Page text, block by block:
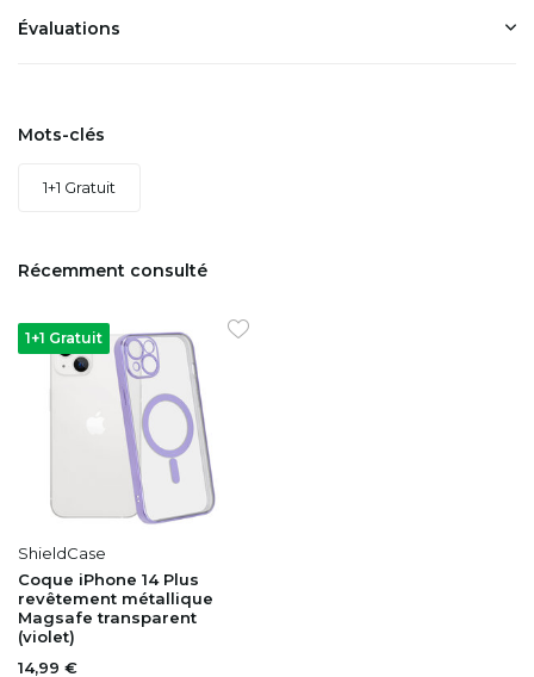
Évaluations
Mots-clés
1+1 Gratuit
Récemment consulté
1+1 Gratuit
ShieldCase
Coque iPhone 14 Plus
revêtement métallique
Magsafe transparent
(violet)
14,99 €